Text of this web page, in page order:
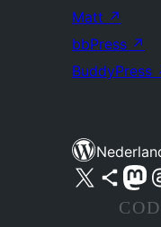
Matt ↗
bbPress ↗
BuddyPress
Bezoek ons X (voorheen Twitter) account
Bezoek ons Bluesky
Bezoek ons